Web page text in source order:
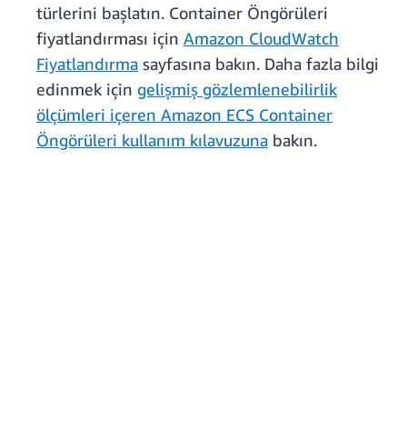
türlerini başlatın. Container Öngörüleri
fiyatlandırması için Amazon CloudWatch
Fiyatlandırma sayfasına bakın. Daha fazla bilgi
edinmek için gelişmiş gözlemlenebilirlik
ölçümleri içeren Amazon ECS Container
Öngörüleri kullanım kılavuzuna bakın.